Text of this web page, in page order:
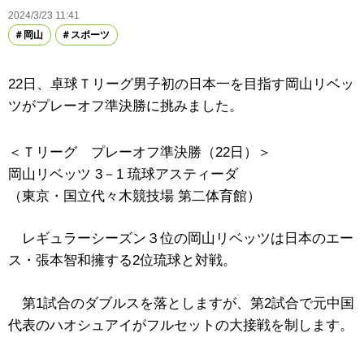
2024/3/23 11:41
岡山
スポーツ
22 日、卓球Ｔリーグ男子初の日本一を目指す岡山リベッ
ツがプレーオフ準決勝に挑みました。
＜Ｔリーグ プレーオフ準決勝（22日）＞
岡山リベッツ 3－1 琉球アスティーダ
（東京・国立代々木競技場 第二体育館）
レギュラーシーズン３位の岡山リベッツは日本のエー
ス・張本智和擁する2位琉球と対戦。
第1試合のダブルスを落としますが、第2試合で元中国
代表のハオシュアイがフルセットの大接戦を制します。